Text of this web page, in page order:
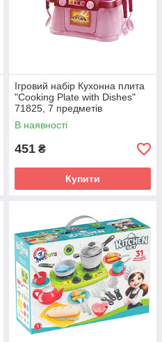
Ігровий набір Кухонна плита
"Cooking Plate with Dishes"
71825, 7 предметів
В наявності
451 ₴
Купити